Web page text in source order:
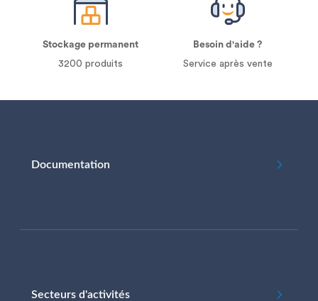
Stockage permanent
3200 produits
Besoin d'aide ?
Service après vente
Documentation
Secteurs d'activités